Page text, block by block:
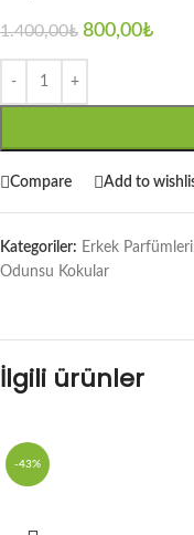
1.400,00₺ 800,00₺
Compare Add to
Kategoriler: Erkek Parfümleri
Odunsu Kokular
İlgili ürünler
-43%